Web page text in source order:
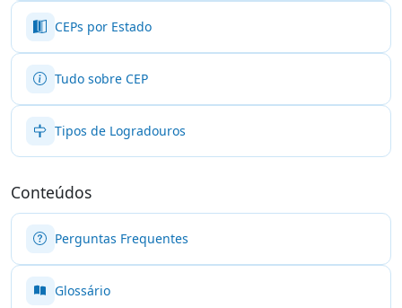
CEPs por Estado
Tudo sobre CEP
Tipos de Logradouros
Conteúdos
Perguntas Frequentes
Glossário